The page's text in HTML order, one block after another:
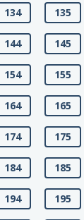
134 135
144 145
154 155
164 165
174 175
184 185
194 195